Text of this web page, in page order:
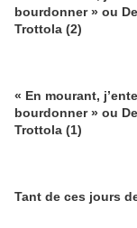
bourdonner » ou
Trottola (2)
« En mourant,
bourdonner » ou
Trottola (1)
Tant de ces jours